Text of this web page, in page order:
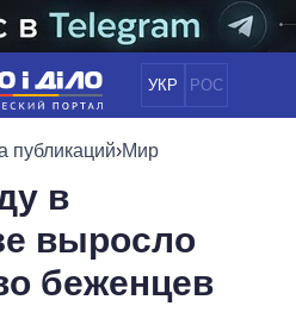
УКР РОС
ПОЛИТИКА
ЭКОНОМИКА
ОБЩЕСТВО
публикаций›Мир
в
выросло
беженцев